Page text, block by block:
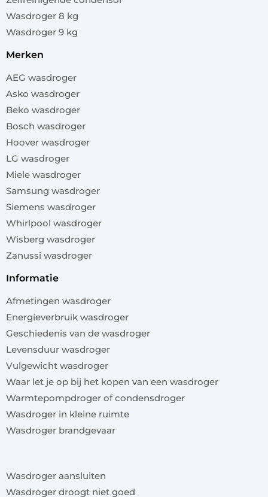
Wasdroger 8 kg
Wasdroger 9 kg
merken
AEG wasdroger
Asko wasdroger
Beko wasdroger
Bosch wasdroger
Hoover wasdroger
LG wasdroger
Miele wasdroger
Samsung wasdroger
Siemens wasdroger
Whirlpool wasdroger
Wisberg wasdroger
Zanussi wasdroger
informatie
Afmetingen wasdroger
Energieverbruik wasdroger
Geschiedenis van de wasdroger
Levensduur wasdroger
Vulgewicht wasdroger
Waar let je op bij het kopen van een wasdroger
Warmtepompdroger of condensdroger
Wasdroger in kleine ruimte
Wasdroger brandgevaar
Wasdroger aansluiten
Wasdroger droogt niet goed